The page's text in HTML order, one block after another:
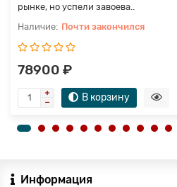
рынке, но успели завоева..
Почти закончился
78900 ₽
В корзину
Информация